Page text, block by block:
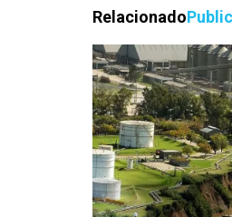
Relacionado